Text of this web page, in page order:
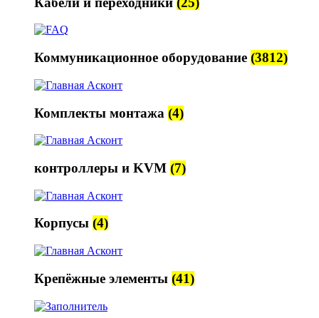
Коммуникационное оборудование (3812)
Комплекты монтажа (4)
контроллеры и KVM (7)
Корпусы (4)
Крепёжные элементы (41)